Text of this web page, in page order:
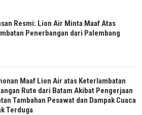
Resmi: Lion Air Minta Maaf Atas
Penerbangan dari Palembang
Maaf Lion Air atas Keterlambatan
Rute dari Batam Akibat Pengerjaan
Tambahan Pesawat dan Dampak Cuaca
Terduga